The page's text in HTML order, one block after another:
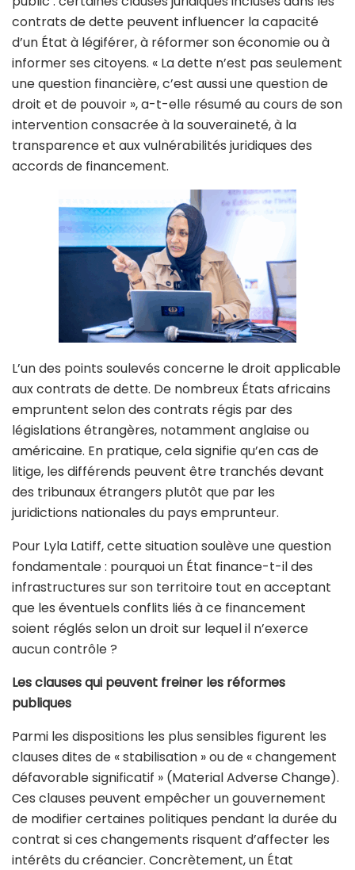
contrats de dette peuvent influencer la capacité
d’un État à légiférer, à réformer son économie ou à
informer ses citoyens. « La dette n’est pas seulement
une question financière, c’est aussi une question de
droit et de pouvoir », a-t-elle résumé au cours de son
intervention consacrée à la souveraineté, à la
transparence et aux vulnérabilités juridiques des
accords de financement.
L’un des points soulevés concerne le droit applicable
aux contrats de dette. De nombreux États africains
empruntent selon des contrats régis par des
législations étrangères, notamment anglaise ou
américaine. En pratique, cela signifie qu’en cas de
litige, les différends peuvent être tranchés devant
des tribunaux étrangers plutôt que par les
juridictions nationales du pays emprunteur.
Pour Lyla Latiff, cette situation soulève une question
fondamentale : pourquoi un État finance-t-il des
infrastructures sur son territoire tout en acceptant
que les éventuels conflits liés à ce financement
soient réglés selon un droit sur lequel il n’exerce
aucun contrôle ?
Les clauses qui peuvent freiner les réformes
publiques
Parmi les dispositions les plus sensibles figurent les
clauses dites de « stabilisation » ou de « changement
défavorable significatif » (Material Adverse Change).
Ces clauses peuvent empêcher un gouvernement
de modifier certaines politiques pendant la durée du
contrat si ces changements risquent d’affecter les
intérêts du créancier. Concrètement, un État